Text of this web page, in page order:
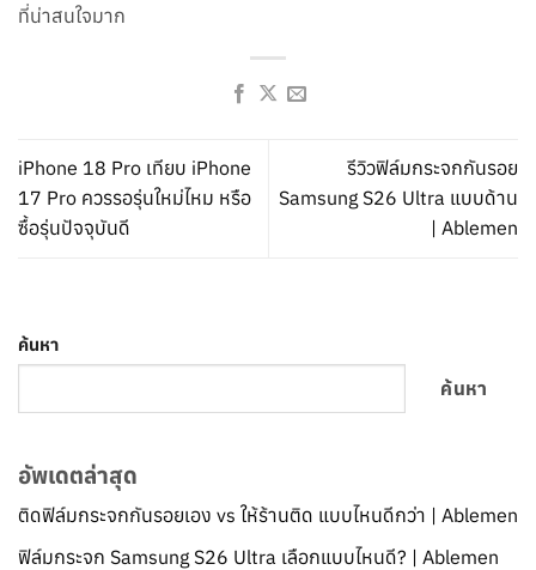
ค้นหา
ค้นหา
อัพเดตล่าสุด
ติดฟิล์มกระจกกันรอยเอง vs ให้ร้านติด แบบไหนดีกว่า | Ablemen
ฟิล์มกระจก Samsung S26 Ultra เลือกแบบไหนดี? | Ablemen
ที่น่าสนใจมาก
iPhone 18 Pro เทียบ iPhone
17 Pro ควรรอรุ่นใหม่ไหม หรือ
ซื้อรุ่นปัจจุบันดี
รีวิวฟิล์มกระจกกันรอย
Samsung S26 Ultra แบบด้าน
| Ablemen